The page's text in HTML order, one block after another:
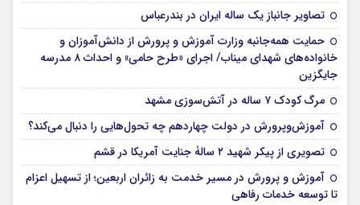
تصاویر جانباز یک ساله ایران در بندرعباس
حمایت همه‌جانبه وزارت آموزش و پرورش از دانش‌آموزان و
خانواده‌های شهدای میناب/ اجرای «طرح حامی» و احداث ۸ مدرسه
جایگزین
مرگ کودک ۷ ساله در آتش‌سوزی مشهد
آموزش‌وپرورش در دولت چهاردهم چه تحول‌هایی را دنبال می‌کند؟
تصویری از پیکر شهید ۲ سالۀ جنایت آمریکا در قشم
آموزش و پرورش در مسیر خدمت به زائران اربعین؛ از تسهیل اعزام
تا توسعه خدمات رفاهی